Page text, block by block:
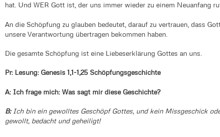
hat. Und WER Gott ist, der uns immer wieder zu einem Neuanfang
An die Schöpfung zu glauben bedeutet, darauf zu vertrauen, dass
unsere Verantwortung übertragen bekommen haben.
Die gesamte Schöpfung ist eine Liebeserklärung Gottes an uns.
Pr: Lesung: Genesis 1,1-1,25 Schöpfungsgeschichte
A: Ich frage mich: Was sagt mir diese Geschichte?
B: Ich bin ein gewolltes Geschöpf Gottes, und kein Missgeschick
gewollt, bedacht und geheiligt!